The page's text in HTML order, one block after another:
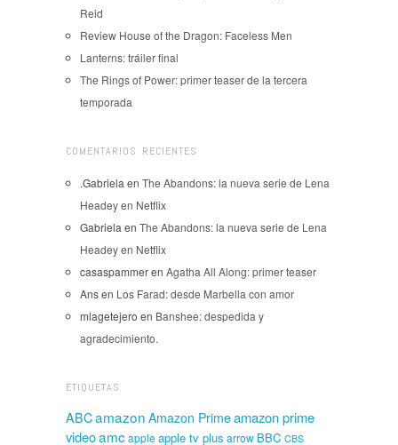
Reid
Review House of the Dragon: Faceless Men
Lanterns: tráiler final
The Rings of Power: primer teaser de la tercera
temporada
COMENTARIOS RECIENTES
.Gabriela en The Abandons: la nueva serie de Lena
Headey en Netflix
Gabriela en The Abandons: la nueva serie de Lena
Headey en Netflix
casaspammeren Agatha All Along: primer teaser
Ansen Los Farad: desde Marbella con amor
mlagetejero en Banshee: despedida y
agradecimiento.
ETIQUETAS
ABCamazon Amazon Primeamazon prime
videoamcapple apple tv plus arrow BBC CBS